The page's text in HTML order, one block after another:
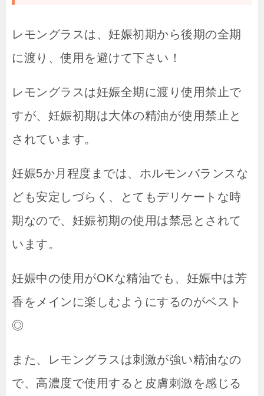
レモングラスは、妊娠初期から後期の全期
に渡り、使用を避けて下さい！
レモングラスは妊娠全期に渡り使用禁止で
すが、妊娠初期は大体の精油が使用禁止と
されています。
妊娠5か月程度までは、ホルモンバランスな
ども安定しづらく、とてもデリケートな時
期なので、妊娠初期の使用は禁忌とされて
います。
妊娠中の使用がOKな精油でも、妊娠中は芳
香をメインに楽しむようにするのがベスト
◎
また、レモングラスは刺激が強い精油なの
で、高濃度で使用すると皮膚刺激を感じる